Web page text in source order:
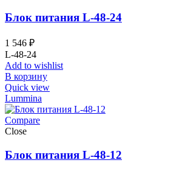
Блок питания L-48-24
1 546 ₽
L-48-24
Add to wishlist
В корзину
Quick view
Lummina
Compare
Close
Блок питания L-48-12